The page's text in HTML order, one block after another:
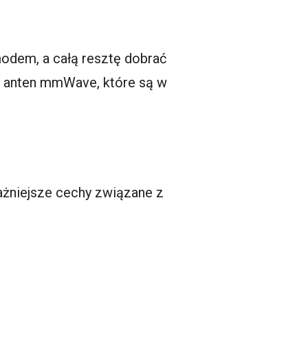
a całą resztę dobrać
mmWave, które są w
cechy związane z